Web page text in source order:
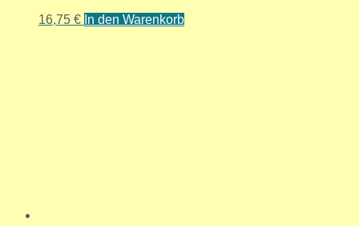
16,75 € In den Warenkorb